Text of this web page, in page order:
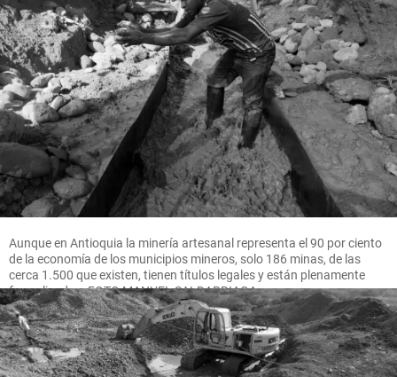
Aunque en Antioquia la minería artesanal representa el 90 por ciento
de la economía de los municipios mineros, solo 186 minas, de las
cerca 1.500 que existen, tienen títulos legales y están plenamente
formalizadas. FOTO MANUEL SALDARRIAGA